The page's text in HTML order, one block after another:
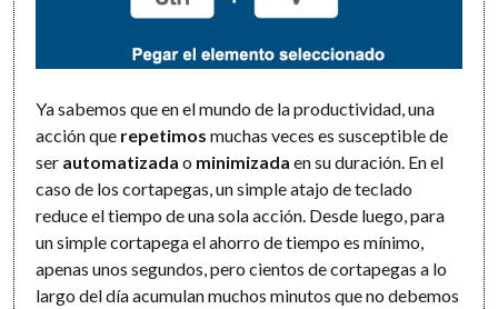
Ya sabemos que en el mundo de la productividad, una
acción que repetimos muchas veces es susceptible de
ser automatizada o minimizada en su duración. En el
caso de los cortapegas, un simple atajo de teclado
reduce el tiempo de una sola acción. Desde luego, para
un simple cortapega el ahorro de tiempo es mínimo,
apenas unos segundos, pero cientos de cortapegas a lo
largo del día acumulan muchos minutos que no debemos